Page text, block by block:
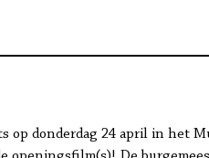
op donderdag 24 april in het